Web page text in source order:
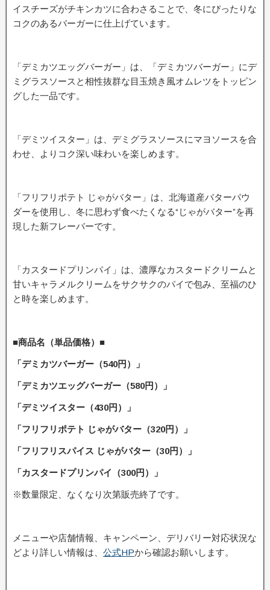
イスチーズがチキンカツに合わさることで、冬にぴったりな
コクのあるバーガーに仕上げています。
「デミカツエッグバーガー」は、「デミカツバーガー」にデ
ミグラスソースと相性抜群な目玉焼き風オムレツをトッピン
グした一品です。
「デミツイスター」は、デミグラスソースにマヨソースを合
わせ、よりコク深い味わいを楽しめます。
「フリフリポテト じゃがバター」は、北海道産バターパウ
ダーを使用し、冬に思わず食べたくなる“じゃがバター”を再
現した新フレーバーです。
「カスタードプリンパイ」は、濃厚なカスタードクリームと
甘いキャラメルクリームをサクサクのパイで包み、至福のひ
と時を楽しめます。
■商品名（単品価格）■
「デミカツバーガー（540円）」
「デミカツエッグバーガー（580円）」
「デミツイスター（430円）」
「フリフリポテト じゃがバター（320円）」
「フリフリスパイス じゃがバター（30円）」
「カスタードプリンパイ（300円）」
※数量限定、なくなり次第販売終了です。
メニューや店舗情報、キャンペーン、デリバリー対応状況な
どより詳しい情報は、 公式HPから確認お願いします。